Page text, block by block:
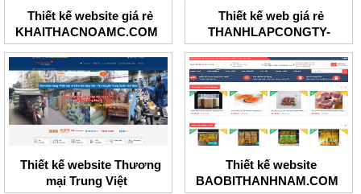
Thiết kế website giá rẻ
KHAITHACNOAMC.COM
Thiết kế web giá rẻ
THANHLAPCONGTY-
BRT.COM
Thiết kế website Thương
mại Trung Việt
Thiết kế website
BAOBITHANHNAM.COM